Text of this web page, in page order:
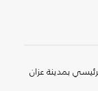
بمدينة عزان